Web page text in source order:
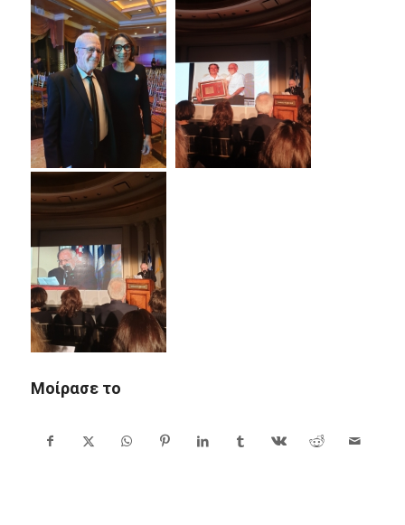
Μοίρασε το